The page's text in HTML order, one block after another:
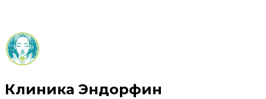
Клиника Эндорфин